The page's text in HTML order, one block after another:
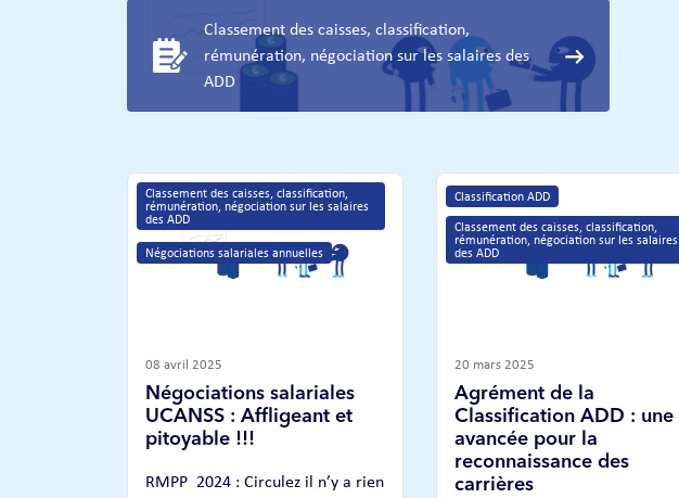
Classement des caisses, classification,
rémunération, négociation sur les salaires des
ADD
Classement des caisses, classification,
rémunération, négociation sur les salaires
des ADD
Négociations salariales annuelles
08 avril 2025
Négociations salariales
UCANSS : Affligeant et
pitoyable !!!
RMPP 2024 : Circulez il n’y a rien
Classification ADD
Classement des caisses, classification,
rémunération, négociation sur les salaires
des ADD
20 mars 2025
Agrément de la
Classification ADD : une
avancée pour la
reconnaissance des
carrières